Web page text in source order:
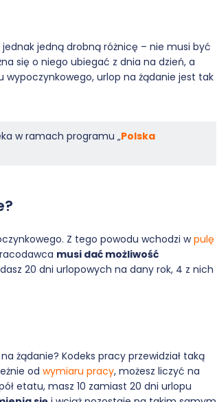
jedną drobną różnicę – nie musi być
się o niego ubiegać z dnia na dzień, a
urlop na żądanie jest tak
w ramach programu „Polska
Z tego powodu wchodzi wpulę
musi dać możliwość
20 dni urlopowych na dany rok, 4 z nich
żądanie? Kodeks pracy przewidział taką
od wymiaru pracy, możesz liczyć na
etatu, masz 10 zamiast 20 dni urlopu